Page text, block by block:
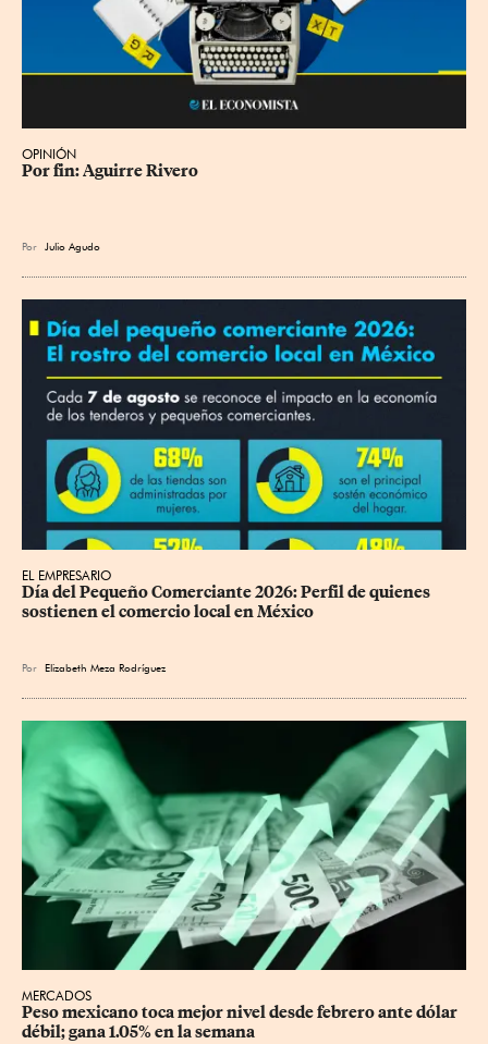
OPINIÓN
Por fin: Aguirre Rivero
Por Julio Agudo
EL EMPRESARIO
Día del Pequeño Comerciante 2026: Perfil de quienes
sostienen el comercio local en México
Por Elizabeth Meza Rodríguez
MERCADOS
Peso mexicano toca mejor nivel desde febrero ante dólar
débil; gana 1.05% en la semana